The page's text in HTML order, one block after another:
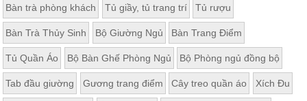
Bàn trà phòng khách Tủ giầy, tủ trang trí Tủ rượu
Bàn Trà Thủy Sinh Bộ Giường Ngủ Bàn Trang Điểm
Tủ Quần Áo Bộ Bàn Ghế Phòng Ngủ Bộ Phòng ngủ đồng bộ
Tab đầu giường Gương trang điểm Cây treo quần áo Xích Đu